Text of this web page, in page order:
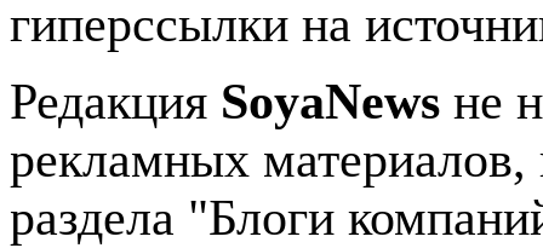
гиперссылки на
Редакция SoyaNews не
рекламных
раздела "Блоги